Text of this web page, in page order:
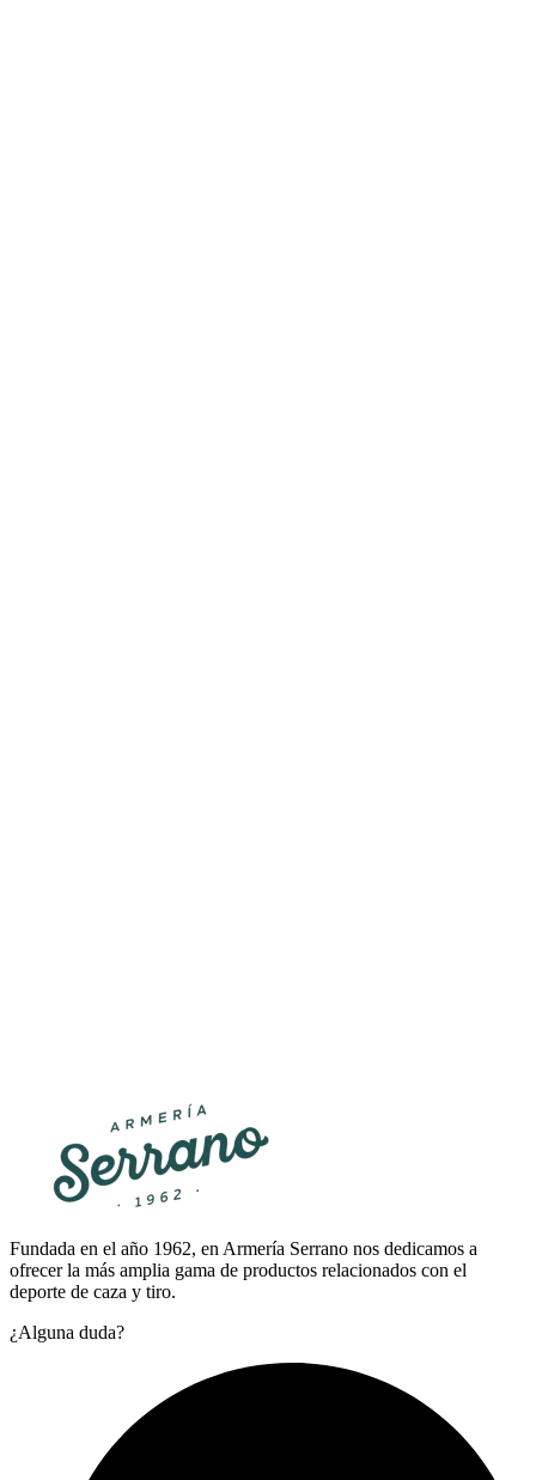
Fundada en el año 1962, en Armería Serrano nos dedicamos a
ofrecer la más amplia gama de productos relacionados con el
deporte de caza y tiro.
¿Alguna duda?